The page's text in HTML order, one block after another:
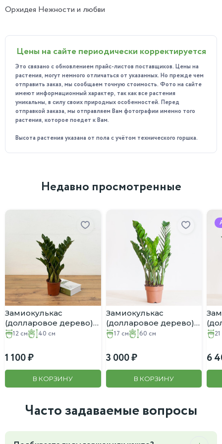
Орхидея Нежности и любви
Цены на сайте периодически корректируется
Это связано с обновлением прайс-листов поставщиков. Цены на
растения, могут немного отличаться от указанных. Но прежде чем
отправить заказ, мы сообщаем точную стоимость. Фото на сайте
имеют информационный характер, так как все растения
уникальны, в силу своих природных особенностей. Перед
отправкой заказа, мы отправляем Вам фотографии именно того
растения, которое поедет к Вам.
Высота растения указана от пола с учётом технического горшка.
Недавно просмотренные
Замиокулькас
(долларовое дерево)
D:12CM H:40CM
12 см 40 см
1 100
В КОРЗИНУ
Замиокулькас
(долларовое дерево)
D:17CM H:60CM
17 см 60 см
3 000
В КОРЗИНУ
6
Часто задаваемые вопросы